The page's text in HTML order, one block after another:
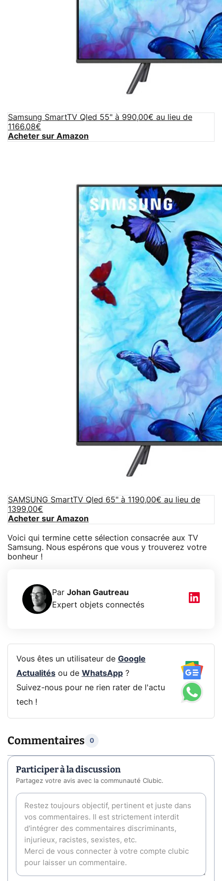
Samsung SmartTV Qled 55" à 990,00€ au lieu de
1166,08€
Acheter sur Amazon
SAMSUNG SmartTV Qled 65" à 1190,00€ au lieu de
1399,00€
Acheter sur Amazon
Voici qui termine cette sélection consacrée aux TV
Samsung. Nous espérons que vous y trouverez votre
bonheur !
Par Johan Gautreau
Expert objets connectés
Vous êtes un utilisateur de Google
Actualitésou de WhatsApp?
Suivez-nous pour ne rien rater de l'actu
tech !
Commentaires 0
Participer à la discussion
Partagez votre avis avec la communauté Clubic.